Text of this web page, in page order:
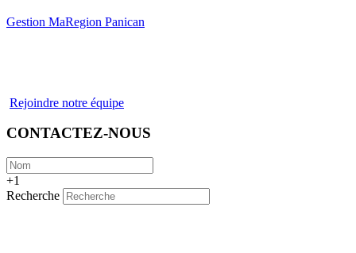
Gestion MaRegion Panican
Rejoindre notre équipe
CONTACTEZ-NOUS
+1
Recherche